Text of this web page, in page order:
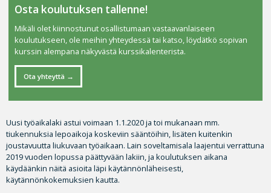
Uusi työaikalaki astui voimaan 1.1.2020 ja toi mukanaan mm.
tiukennuksia lepoaikoja koskeviin sääntöihin, lisäten kuitenkin
joustavuutta liukuvaan työaikaan. Lain soveltamisala laajentui verrattuna
2019 vuoden lopussa päättyvään lakiin, ja koulutuksen aikana
käydäänkin näitä asioita läpi käytännönläheisesti,
käytännönkokemuksien kautta.
Osta koulutuksen tallenne!
Mikäli olet kiinnostunut osallistumaan vastaavanlaiseen
koulutukseen, ole meihin yhteydessä tai katso, löydätkö sopivan
kurssin alempana näkyvästä kurssikalenterista.
Ota yhteyttä